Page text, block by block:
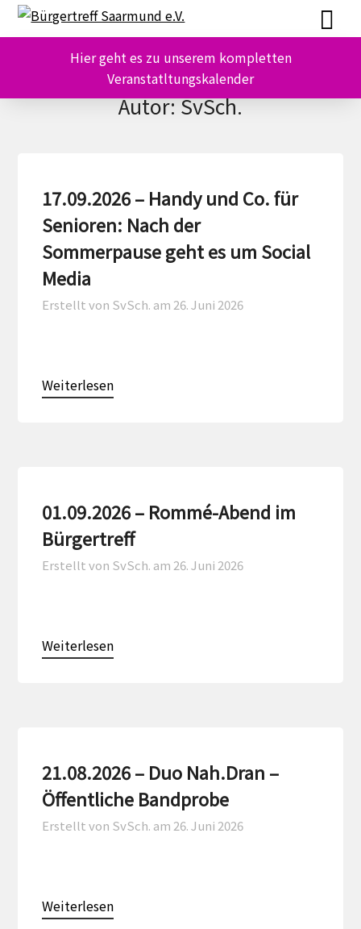
Skip
Skip
Hier geht es zu unserem kompletten
Veranstatltungskalender
Autor:SvSch.
17.09.2026 – Handy und Co. für
Senioren: Nach der
Sommerpause geht es um Social
Media
Erstellt von SvSch. am 26. Juni 2026
Weiterlesen
01.09.2026 – Rommé-Abend im
Bürgertreff
Erstellt von SvSch. am 26. Juni 2026
Weiterlesen
21.08.2026 – Duo Nah.Dran –
Öffentliche Bandprobe
Erstellt von SvSch. am 26. Juni 2026
Weiterlesen